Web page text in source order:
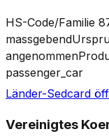
HS-Code/Familie
massgebend
angenommen
passenger_car
Länder-Sedcard
Vereinigtes